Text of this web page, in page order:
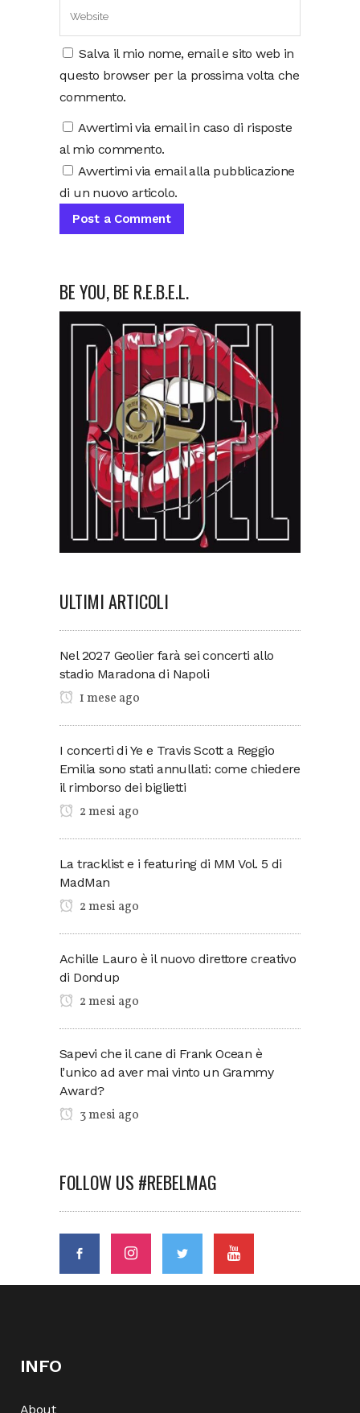
Salva il mio nome, email e sito web in
questo browser per la prossima volta che
commento.
Avvertimi via email in caso di risposte
al mio commento.
Avvertimi via email alla pubblicazione
di un nuovo articolo.
BE YOU, BE R.E.B.E.L.
ULTIMI ARTICOLI
Nel 2027 Geolier farà sei concerti allo
stadio Maradona di Napoli
1 mese ago
I concerti di Ye e Travis Scott a Reggio
Emilia sono stati annullati: come chiedere
il rimborso dei biglietti
2 mesi ago
La tracklist e i featuring di MM Vol. 5 di
MadMan
2 mesi ago
Achille Lauro è il nuovo direttore creativo
di Dondup
2 mesi ago
Sapevi che il cane di Frank Ocean è
l’unico ad aver mai vinto un Grammy
Award?
3 mesi ago
FOLLOW US #REBELMAG
INFO
About